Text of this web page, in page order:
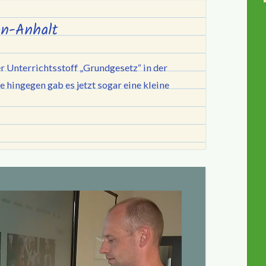
Anhalt
Unterrichtsstoff „Grundgesetz“ in der
hingegen gab es jetzt sogar eine kleine